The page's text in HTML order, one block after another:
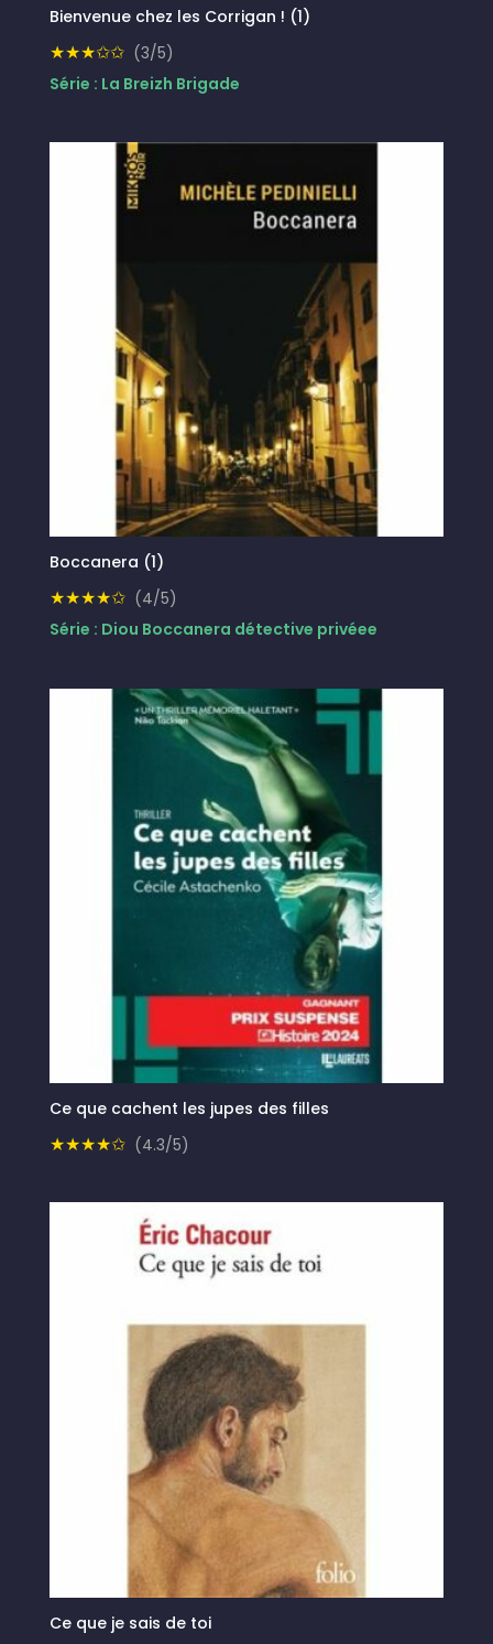
Bienvenue chez les Corrigan ! (1)
★★★✩✩ (3/5)
Série : La Breizh Brigade
Boccanera (1)
★★★★✩ (4/5)
Série : Diou Boccanera détective privéee
Ce que cachent les jupes des filles
★★★★✩ (4.3/5)
Ce que je sais de toi